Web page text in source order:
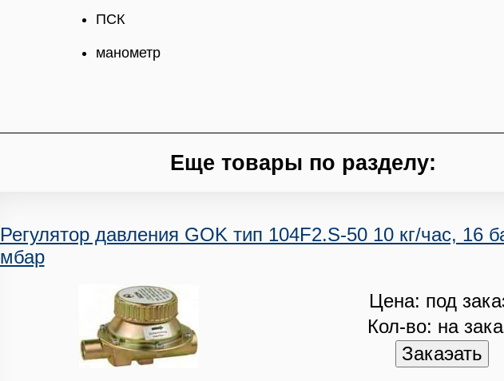
ПСК
манометр
Еще товары по разделу:
Регулятор давления GOK тип 104F2.S-50 10 кг/час, 16
мбар
Цена: под
Кол-во: на